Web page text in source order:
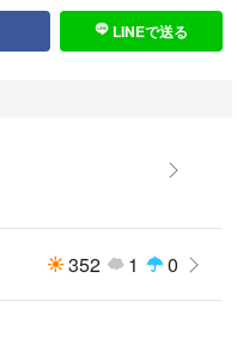
LINEで送る
352 1 0